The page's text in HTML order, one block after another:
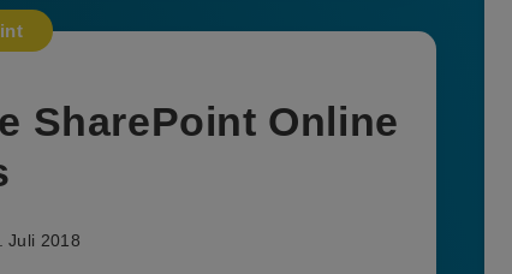
SharePoint Online
Juli 2018